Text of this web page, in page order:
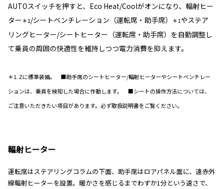
AUTOスイッチを押すと、Eco Heat/Coolがオンになり、輻射ヒー
ター＊1/シートベンチレーション（運転席・助手席） ＊1やステア
リングヒーター/シートヒーター（運転席・助手席）を自動調整し
て乗員の周囲の快適性を維持しつつ電力消費を抑えます。
＊1. Zに標準装備。 ■助手席のシートヒーター/輻射ヒーターやシートベンチレー
ションは、乗員を検知した場合に作動します。 ■シートの操作方法については、
ご注意いただきたい項目があります。必ず取扱説明書をご覧ください。
輻射ヒーター
運転席はステアリングコラムの下面、助手席はロアパネル面に、遠赤外
線輻射ヒーターを設置。暖かさを感じるまでわずか1分という速さで、